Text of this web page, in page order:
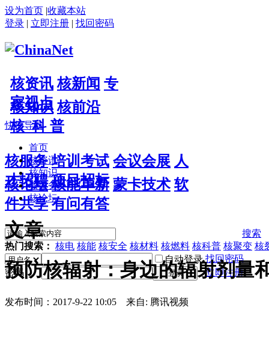
设为首页 |收藏本站
登录 | 立即注册 | 找回密码
核资讯 核新闻 专
家视点
核知识 核前沿
核 科 普
核服务 培训考试 会议会展 人
才招聘 项目招标
核论坛 核能革新 蒙卡技术 软
件共享 有问有答
搜索
热门搜索： 核电 核能 核安全 核材料 核燃料 核科普 核聚变 核
自动登录 找回密码
密码
登录 立即注册
快捷导航
首页
核资讯
核知识
核服务
核论坛
文章
预防核辐射：身边的辐射剂量
发布时间：2017-9-22 10:05 来自: 腾讯视频